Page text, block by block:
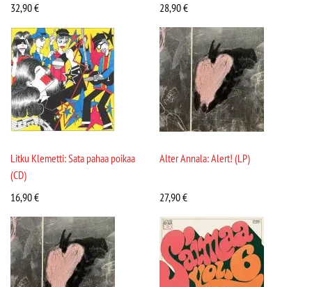
32,90€ 28,90€
Litku Klemetti: Sata pahaa poikaa
(CD)
16,90€
Alter Annala: Alert! (LP)
27,90€